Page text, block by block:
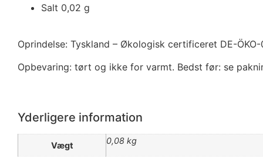
Salt 0,02 g
Oprindelse: Tyskland – Økologisk certificeret DE-ÖKO-
Opbevaring: tørt og ikke for varmt. Bedst før: se
Yderligere information
Vægt 0,08 kg